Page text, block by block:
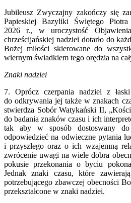
Jubileusz Zwyczajny zakończy się
Papieskiej Bazyliki Świętego
2026 r., w uroczystość
chrześcijańskiej nadziei dotarło do
Bożej miłości skierowane do
wiernym świadkiem tego orędzia na
Znaki nadziei
7. Oprócz czerpania nadziei z
do odkrywania jej także w znakach
stwierdza Sobór Watykański II,
do badania znaków czasu i ich
tak aby w sposób dostoswany do
odpowiedzieć na odwieczne pytania
i przyszłego oraz o ich wzajemną
zwrócenie uwagi na wiele dobra
pokusie przekonania o byciu
Jednak znaki czasu, które
potrzebującego zbawczej obecności
przekształcone w znaki nadziei.